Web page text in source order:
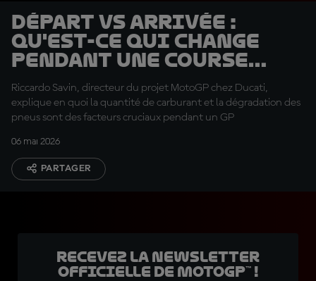
Départ vs arrivée :
qu'est-ce qui change
pendant une course
MotoGP ?
Riccardo Savin, directeur du projet MotoGP chez Ducati,
explique en quoi la quantité de carburant et la dégradation des
pneus sont des facteurs cruciaux pendant un GP
06 mai 2026
PARTAGER
Recevez la Newsletter
officielle de MotoGP™ !